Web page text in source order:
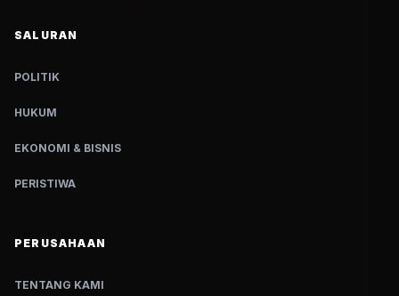
SALURAN
POLITIK
HUKUM
EKONOMI & BISNIS
PERISTIWA
PERUSAHAAN
TENTANG KAMI